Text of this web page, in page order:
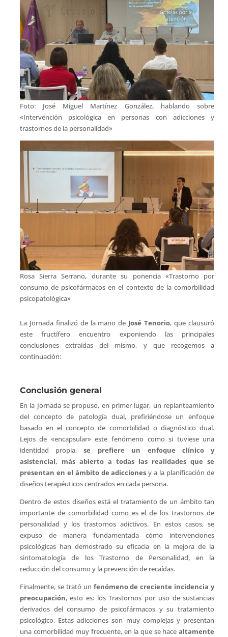
Foto: José Miguel Martínez González, hablando sobre
«Intervención psicológica en personas con adicciones y
trastornos de la personalidad»
Rosa Sierra Serrano, durante su ponencia «Trastorno por
consumo de psicofármacos en el contexto de la comorbilidad
psicopatológica»
La Jornada finalizó de la mano de José Tenorio, que clausuró
este fructífero encuentro exponiendo las principales
conclusiones extraídas del mismo, y que recogemos a
continuación:
Conclusión general
En la Jornada se propuso, en primer lugar, un replanteamiento
del concepto de patología dual, prefiriéndose un enfoque
basado en el concepto de comorbilidad o diagnóstico dual.
Lejos de «encapsular» este fenómeno como si tuviese una
identidad propia,se prefiere un enfoque clínico y
asistencial, más abierto a todas las realidades que se
presentan en el ámbito de adiccionesy a la planificación de
diseños terapéuticos centrados en cada persona.
Dentro de estos diseños está el tratamiento de un ámbito tan
importante de comorbilidad como es el de los trastornos de
personalidad y los trastornos adictivos. En estos casos, se
expuso de manera fundamentada cómo intervenciones
psicológicas han demostrado su eficacia en la mejora de la
sintomatología de los Trastorno de Personalidad, en la
reducción del consumo y la prevención de recaídas.
Finalmente, se trató un fenómeno de creciente incidencia y
preocupación, esto es: los Trastornos por uso de sustancias
derivados del consumo de psicofármacos y su tratamiento
psicológico. Estas adicciones son muy complejas y presentan
una comorbilidad muy frecuente, en la que se hacealtamente